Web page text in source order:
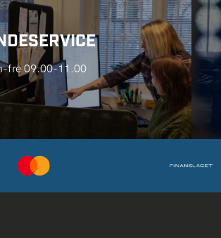
fre 09.00-11.00